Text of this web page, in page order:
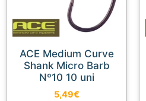
ACE Medium Curve
Shank Micro Barb
Nº10 10 uni
5,49€